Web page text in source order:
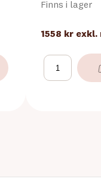
Finns i lager
1558 kr exkl.